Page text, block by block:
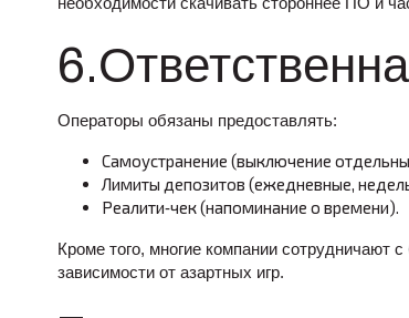
Операторы обязаны предоставлять:
Самоустранение (выключение
Лимиты депозитов (ежедневные,
Реалити‑чек (напоминание о времени).
Кроме того, многие компании сотрудничают
зависимости от азартных игр.